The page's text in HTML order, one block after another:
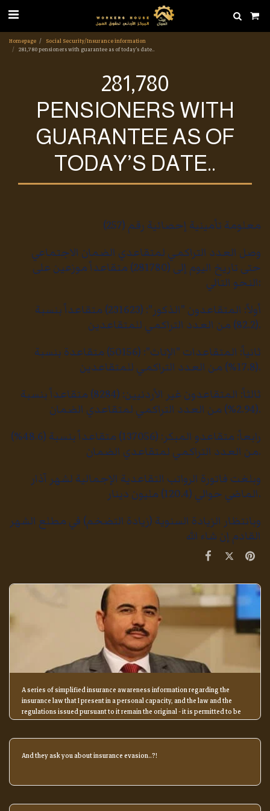
Homepage
Social Security/Insurance information
281,780 pensioners with guarantee as of today’s date..
281,780
PENSIONERS WITH
GUARANTEE AS OF
TODAY’S DATE..
معلومة تأمينية إحصائية رقم (257)
وصل العدد التراكمي لمتقاعدي الضمان الاجتماعي
حتى تاريخ اليوم إلى (281780) متقاعداً موزعين على
النحو التالي:
أولاً: المتقاعدون "الذكور": (231623) متقاعداً بنسبة
(82.2) من العدد التراكمي للمتقاعدين.
ثانياً: المتقاعدات "الإناث": (50156) متقاعدة بنسبة
(17.8%) من العدد التراكمي للمتقاعدين.
ثالثاً: المتقاعدون غير الأردنيين: (8284) متقاعداً بنسبة
(2.94%) من العدد التراكمي لمتقاعدي الضمان.
رابعاً: متقاعدو المبكر: (137056) متقاعداً بنسبة (48.6%)
من العدد التراكمي لمتقاعدي الضمان.
وبلغت فاتورة الرواتب التقاعدية الإجمالية لشهر آذار
الماضي حوالي (120.4) مليون دينار.
وبانتظار الزيادة السنوية (زيادة التضخم) في مطلع الشهر
القادم إن شاء الله
A series of simplified insurance awareness information regarding the
insurance law that I present in a personal capacity, and the law and the
regulations issued pursuant to it remain the original - it is permitted to be
transferred, shared, or quoted from for the purposes of awareness and
And they ask you about insurance evasion..?!